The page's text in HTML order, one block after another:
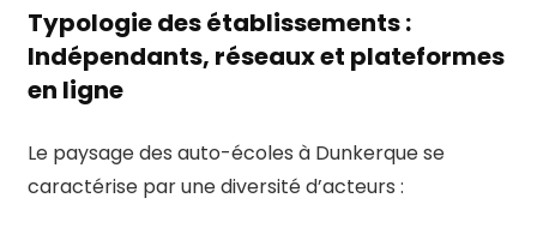
Typologie des établissements :
Indépendants, réseaux et plateformes
en ligne
Le paysage des auto-écoles à Dunkerque se
caractérise par une diversité d’acteurs :